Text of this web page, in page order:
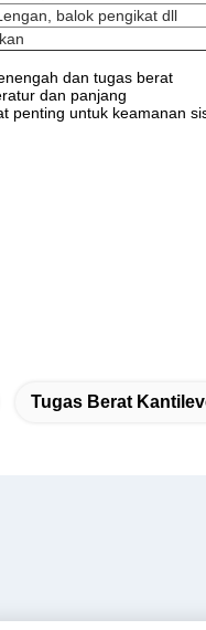
balok pengikat dll
dan tugas berat
dan panjang
penting untuk keamanan
Tugas Berat